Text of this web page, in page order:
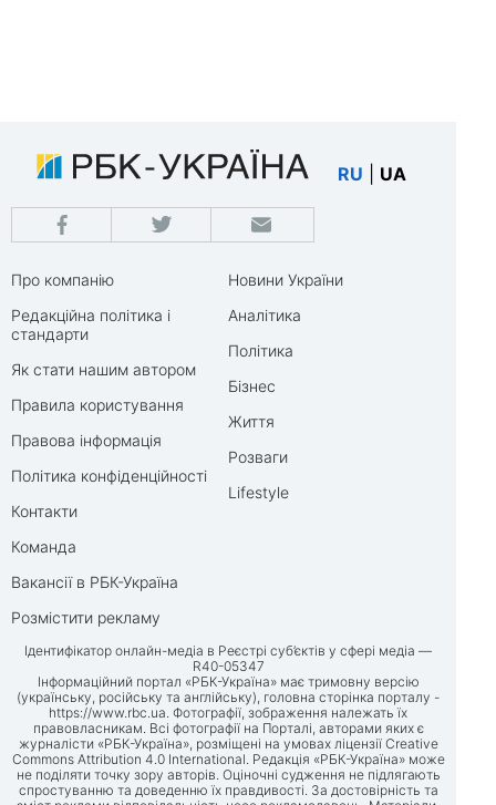
RU UA
Про компанію
Редакційна політика і
стандарти
Як стати нашим автором
Правила користування
Правова інформація
Політика конфіденційності
Контакти
Команда
Вакансії в РБК-Україна
Розмістити рекламу
Новини України
Аналітика
Політика
Бізнес
Життя
Розваги
Lifestyle
Ідентифікатор онлайн-медіа в Реєстрі суб’єктів у сфері медіа —
R40-05347
Інформаційний портал «РБК-Україна» має тримовну версію
(українську, російську та англійську), головна сторінка порталу -
https://www.rbc.ua. Фотографії, зображення належать їх
правовласникам. Всі фотографії на Порталі, авторами яких є
журналісти «РБК-Україна», розміщені на умовах ліцензії Creative
Commons Attribution 4.0 International. Редакція «РБК-Україна» може
не поділяти точку зору авторів. Оціночні судження не підлягають
спростуванню та доведенню їх правдивості. За достовірність та